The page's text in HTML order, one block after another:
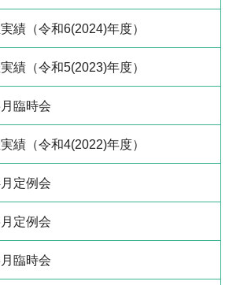
績（令和6(2024)年度）
績（令和5(2023)年度）
臨時会
績（令和4(2022)年度）
定例会
定例会
臨時会